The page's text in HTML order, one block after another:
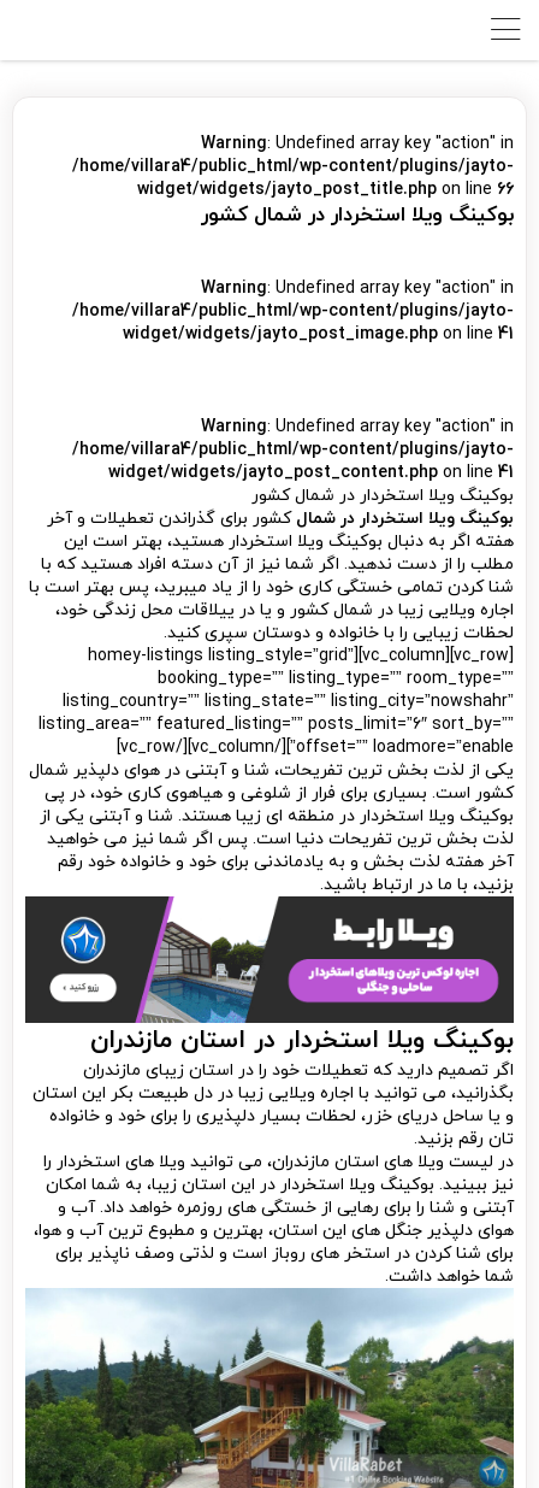
Warning: Undefined array key "action" in
/home/villara4/public_html/wp-content/plugins/jayto-
widget/widgets/jayto_post_title.php on line 66
بوکینگ ویلا استخردار در شمال کشور
Warning: Undefined array key "action" in
/home/villara4/public_html/wp-content/plugins/jayto-
widget/widgets/jayto_post_image.php on line 41
Warning: Undefined array key "action" in
/home/villara4/public_html/wp-content/plugins/jayto-
widget/widgets/jayto_post_content.php on line 41
بوکینگ ویلا استخردار در شمال کشور
بوکینگ ویلا استخردار در شمال کشور برای گذراندن تعطیلات و آخر
هفته اگر به دنبال بوکینگ ویلا استخردار هستید، بهتر است این
مطلب را از دست ندهید. اگر شما نیز از آن دسته افراد هستید که با
شنا کردن تمامی خستگی کاری خود را از یاد میبرید، پس بهتر است با
اجاره ویلایی زیبا در شمال کشور و یا در ییلاقات محل زندگی خود،
لحظات زیبایی را با خانواده و دوستان سپری کنید.
[vc_row][vc_column][homey-listings listing_style=”grid”
booking_type=”” listing_type=”” room_type=””
listing_country=”” listing_state=”” listing_city=”nowshahr”
listing_area=”” featured_listing=”” posts_limit=”6″ sort_by=””
offset=”” loadmore=”enable”][/vc_column][/vc_row]
یکی از لذت بخش ترین تفریحات، شنا و آبتنی در هوای دلپذیر شمال
کشور است. بسیاری برای فرار از شلوغی و هیاهوی کاری خود، در پی
بوکینگ ویلا استخردار در منطقه ای زیبا هستند. شنا و آبتنی یکی از
لذت بخش ترین تفریحات دنیا است. پس اگر شما نیز می خواهید
آخر هفته لذت بخش و به یادماندنی برای خود و خانواده خود رقم
بزنید، با ما در ارتباط باشید.
بوکینگ ویلا استخردار در استان مازندران
اگر تصمیم دارید که تعطیلات خود را در استان زیبای مازندران
بگذرانید، می توانید با اجاره ویلایی زیبا در دل طبیعت بکر این استان
و یا ساحل دریای خزر، لحظات بسیار دلپذیری را برای خود و خانواده
تان رقم بزنید.
در لیست ویلا های استان مازندران، می توانید ویلا های استخردار را
نیز ببینید. بوکینگ ویلا استخردار در این استان زیبا، به شما امکان
آبتنی و شنا را برای رهایی از خستگی های روزمره خواهد داد. آب و
هوای دلپذیر جنگل های این استان، بهترین و مطبوع ترین آب و هوا،
برای شنا کردن در استخر های روباز است و لذتی وصف ناپذیر برای
شما خواهد داشت.